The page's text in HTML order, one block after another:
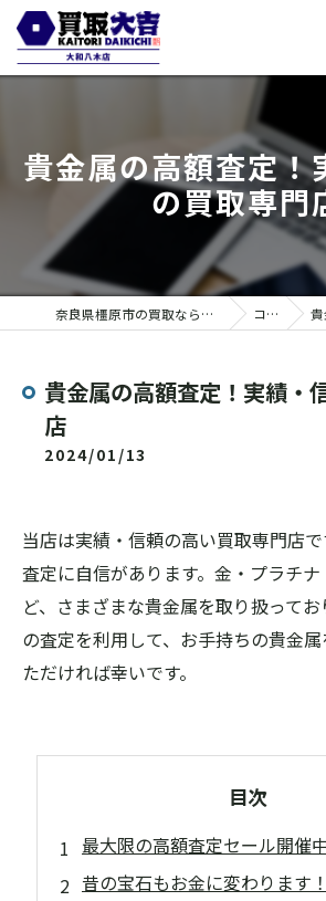
貴金属の高額査定！
の買取専門
奈良県橿原市の買取なら買取大吉 大和八木店 コラム 貴
貴金属の高額査定！実績・
店
2024/01/13
当店は実績・信頼の高い買取専門店
査定に自信があります。金・プラチ
ど、さまざまな貴金属を取り扱って
の査定を利用して、お手持ちの貴金
ただければ幸いです。
目次
最大限の高額査定セール開催
昔の宝石もお金に変わります！